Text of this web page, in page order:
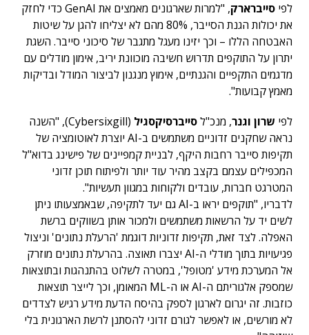
לפי סייברארק
, "למרות שארגונים מאמצים את GenAI כדי לחזק
את יכולות הגנת הסייבר, 80% מהם לא יצליחו להגן על שיטות
האבטחה הללו – וכך יזינו מעגל מתגבר של סיכוני סייבר. השגת
יתרון על התוקפים תדרוש חשיבה מוכוונת יריב, אימון מודלים עם
מדגמים התקפיים והגנתיים, אימוץ מנגנון לביצור המודל ובדיקות
מאמץ קבועות".
לפי שרון וגנר, מנכ"לסייברסיקסגיל
(Cybersixgill), "השנה
נראה שחקנים זדוניים משתמשים ב-AI יוצרת לאוטומציה של
תקיפות סייבר רחבות היקף, לבניית קמפיינים של פישינג בדוא"ל
המכפילים עצמם בקצב מהיר עוד יותר ולפיתוח תוכן זדוני
המטרגט חברות, עובדים ולקוחות במגוון תעשיות".
לדבריו, "תוקפים יראו ב-AI גם יעד לתקיפה, שבאמצעותו ניתן
לשים יד על הרשאות משתמשים ולמכור אותן בשווקים ברשת
האפלה. לצד זאת, תקיפות זדוניות דוגמת 'הרעלת נתונים' וניצול
פגיעויות בתוך מודלי ה-AI יצברו תאוצה. בהרעלת נתונים מוזרק
אל המערכת מידע 'מטופל', במטרה לשלוט בהתנהגות ובתוצאות
שמספק אלגוריתם ה-AI או ה-ML המאומן, וכך לייצר תוצאות
כוזבות. זה יגרום לארגון לספק בהיסח הדעת מידע רגיש לצדדים
לא מורשים, או לאפשר לגורם זדוני להסתנן לרשת הארגונית בלי